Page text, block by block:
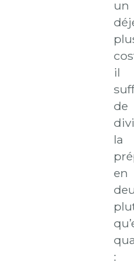
un
il
de
la
en
: